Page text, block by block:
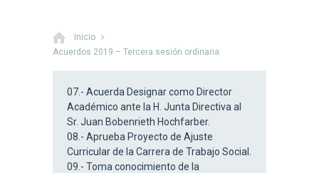
Inicio
Acuerdos 2019 – Tercera sesión ordinaria
07.- Acuerda Designar como Director
Académico ante la H. Junta Directiva al
Sr. Juan Bobenrieth Hochfarber.
08.- Aprueba Proyecto de Ajuste
Curricular de la Carrera de Trabajo Social.
09.- Toma conocimiento de la